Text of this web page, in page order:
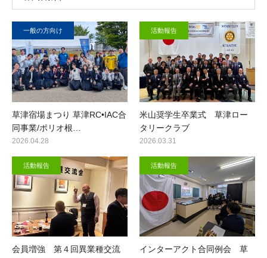
一般の方向け
草津宿場まつり 草津RC•IAC合
同事業/ポリオ根…
2026.04.28
活動報告
米山奨学生卒業式 草津ロー
タリークラブ
2026.03.31
活動報告
会員増強 第４回異業種交流
活動報告
インターアクト合同例会 草